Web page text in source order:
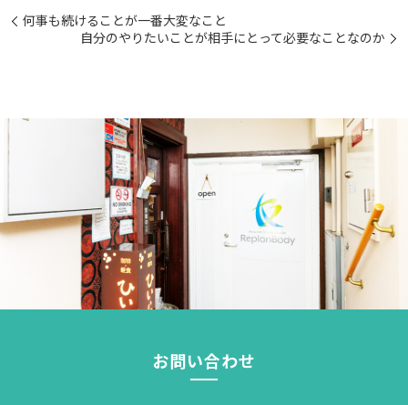
何事も続けることが一番大変なこと
自分のやりたいことが相手にとって必要なことなのか
お問い合わせ